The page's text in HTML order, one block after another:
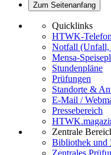
Zum Seitenanfang
Quicklinks
HTWK-
Notfall (Unfall,
Mensa-
Stundenpläne
Prüfungen
Standorte &
E-Mail /
Pressebereich
Zentrale
Bibliothek und